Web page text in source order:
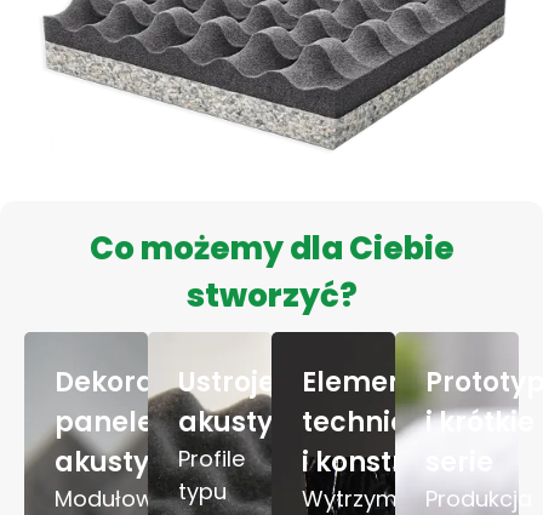
Co możemy dla Ciebie
stworzyć?
Dekoracyjne
panele
akustyczne
Modułowe
Ustroje
akustyczne
Profile
typu
Elementy
techniczne
i konstrukcyjne
Wytrzymuje
i krótkie
Produkcja